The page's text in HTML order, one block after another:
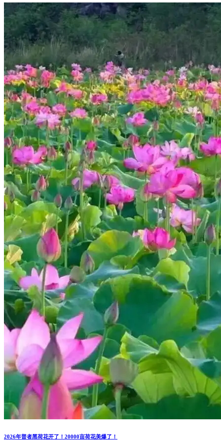
2026年普者黑荷花开了！20000亩荷花美爆了！